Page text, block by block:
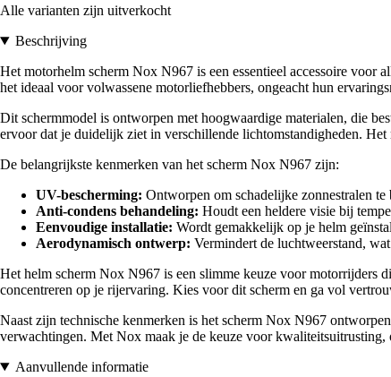
Alle varianten zijn uitverkocht
Beschrijving
Het motorhelm scherm Nox N967 is een essentieel accessoire voor
het ideaal voor volwassene motorliefhebbers, ongeacht hun
Dit schermmodel is ontworpen met hoogwaardige materialen, die
ervoor dat je duidelijk ziet in verschillende lichtomstandigheden.
De belangrijkste kenmerken van het scherm Nox N967 zijn:
UV-bescherming: Ontworpen om schadelijke zonnestralen te
Anti-condens behandeling: Houdt een heldere visie bij
Eenvoudige installatie: Wordt gemakkelijk op je helm
Aerodynamisch ontwerp: Vermindert de luchtweerstand,
Het helm scherm Nox N967 is een slimme keuze voor motorrijders
concentreren op je rijervaring. Kies voor dit scherm en ga vol
Naast zijn technische kenmerken is het scherm Nox N967
verwachtingen. Met Nox maak je de keuze voor
Aanvullende informatie